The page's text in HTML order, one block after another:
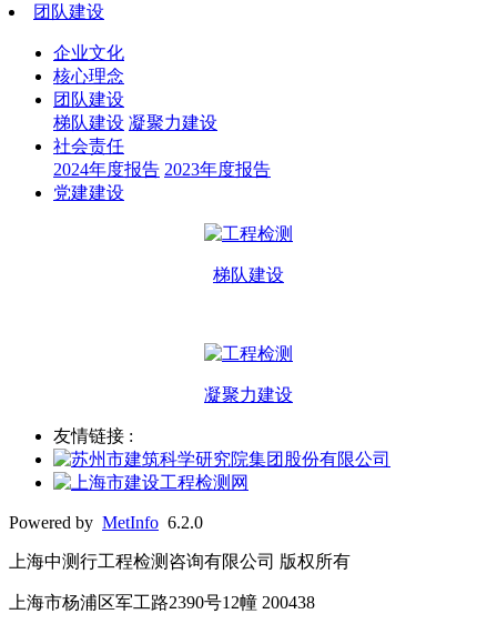
团队建设
企业文化
核心理念
团队建设
梯队建设 凝聚力建设
社会责任
2024年度报告 2023年度报告
党建建设
梯队建设
凝聚力建设
友情链接 :
Powered by MetInfo 6.2.0
上海中测行工程检测咨询有限公司 版权所有
上海市杨浦区军工路2390号12幢 200438